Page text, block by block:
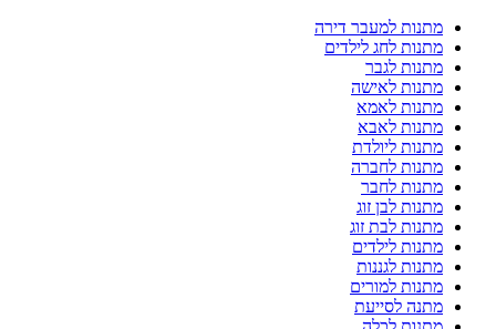
מתנות למעבר דירה
מתנות לחג לילדים
מתנות לגבר
מתנות לאישה
מתנות לאמא
מתנות לאבא
מתנות ליולדת
מתנות לחברה
מתנות לחבר
מתנות לבן זוג
מתנות לבת זוג
מתנות לילדים
מתנות לגננות
מתנות למורים
מתנה לסייעת